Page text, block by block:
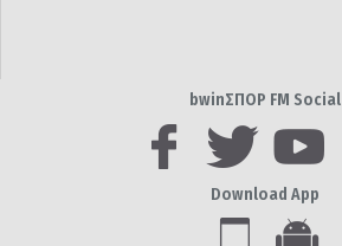
bwinΣΠΟΡ FM Social
Download App